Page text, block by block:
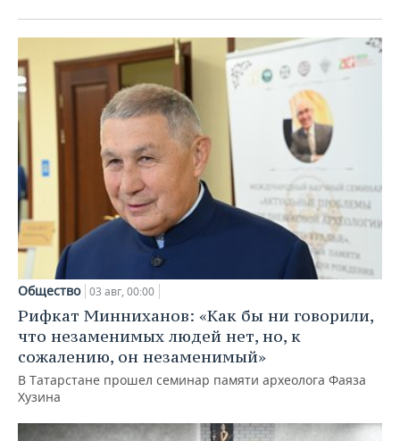
Общество 03 авг, 00:00
Рифкат Минниханов: «Как бы ни говорили,
что незаменимых людей нет, но, к
сожалению, он незаменимый»
В Татарстане прошел семинар памяти археолога Фаяза
Хузина